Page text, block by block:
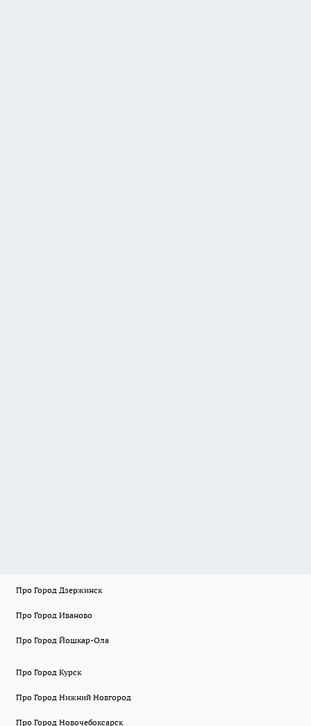
Про Город Дзержинск
Про Город Иваново
Про Город Йошкар-Ола
Про Город Курск
Про Город Нижний Новгород
Про Город Новочебоксарск